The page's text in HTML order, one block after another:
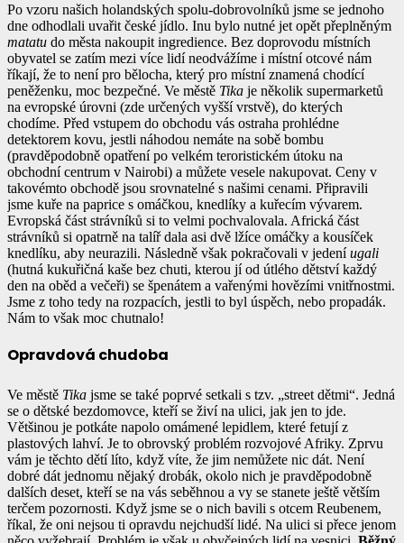
Po vzoru našich holandských spolu-dobrovolníků jsme se jednoho
dne odhodlali uvařit české jídlo. Inu bylo nutné jet opět přeplněným
matatu do města nakoupit ingredience. Bez doprovodu místních
obyvatel se zatím mezi více lidí neodvážíme i místní otcové nám
říkají, že to není pro bělocha, který pro místní znamená chodící
peněženku, moc bezpečné. Ve městě Tika je několik supermarketů
na evropské úrovni (zde určených vyšší vrstvě), do kterých
chodíme. Před vstupem do obchodu vás ostraha prohlédne
detektorem kovu, jestli náhodou nemáte na sobě bombu
(pravděpodobně opatření po velkém teroristickém útoku na
obchodní centrum v Nairobi) a můžete vesele nakupovat. Ceny v
takovémto obchodě jsou srovnatelné s našimi cenami. Připravili
jsme kuře na paprice s omáčkou, knedlíky a kuřecím vývarem.
Evropská část strávníků si to velmi pochvalovala. Africká část
strávníků si opatrně na talíř dala asi dvě lžíce omáčky a kousíček
knedlíku, aby neurazili. Následně však pokračovali v jedeníugali
(hutná kukuřičná kaše bez chuti, kterou jí od útlého dětství každý
den na oběd a večeři) se špenátem a vařenými hovězími vnitřnostmi.
Jsme z toho tedy na rozpacích, jestli to byl úspěch, nebo propadák.
Nám to však moc chutnalo!
Opravdová chudoba
Ve městě Tika jsme se také poprvé setkali s tzv. „street dětmi“. Jedná
se o dětské bezdomovce, kteří se živí na ulici, jak jen to jde.
Většinou je potkáte napolo omámené lepidlem, které fetují z
plastových lahví. Je to obrovský problém rozvojové Afriky. Zprvu
vám je těchto dětí líto, když víte, že jim nemůžete nic dát. Není
dobré dát jednomu nějaký drobák, okolo nich je pravděpodobně
dalších deset, kteří se na vás seběhnou a vy se stanete ještě větším
terčem pozornosti. Když jsme se o nich bavili s otcem Reubenem,
říkal, že oni nejsou ti opravdu nejchudší lidé. Na ulici si přece jenom